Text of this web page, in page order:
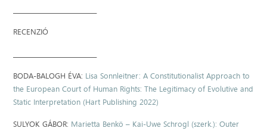
RECENZIÓ
BODA-BALOGH ÉVA: Lisa Sonnleitner: A Constitutionalist Approach to
the European Court of Human Rights: The Legitimacy of Evolutive and
Static Interpretation (Hart Publishing 2022)
SULYOK GÁBOR: Marietta Benkö – Kai-Uwe Schrogl (szerk.): Outer